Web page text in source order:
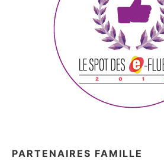
PARTENAIRES FAMILLE